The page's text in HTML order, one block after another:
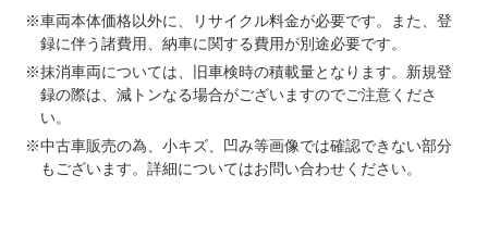
車両本体価格以外に、リサイクル料金が必要です。また、登
録に伴う諸費用、納車に関する費用が別途必要です。
抹消車両については、旧車検時の積載量となります。新規登
録の際は、減トンなる場合がございますのでご注意くださ
い。
中古車販売の為、小キズ、凹み等画像では確認できない部分
もございます。詳細についてはお問い合わせください。